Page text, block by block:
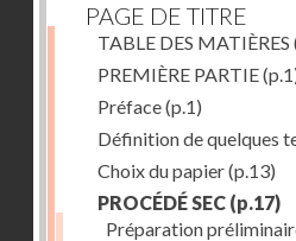
PAGE DE TITRE
TABLE DES MATIÈRES
PREMIÈRE PARTIE
Préface(p.1)
Définition de quelques
Choix du papier(p.13)
PROCÉDÉ SEC (p.17)
Préparation